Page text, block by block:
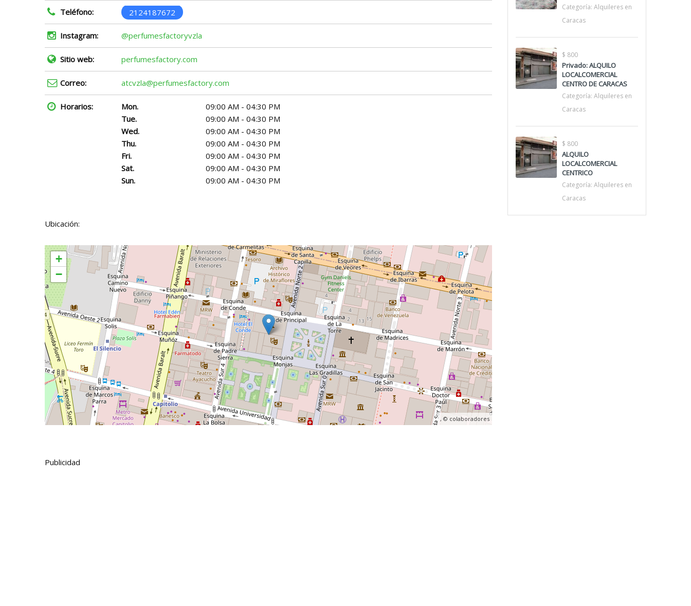
Teléfono: 2124187672
Instagram: @perfumesfactoryvzla
Sitio web: perfumesfactory.com
Correo: atcvzla@perfumesfactory.com
Horarios: Mon.
09:00 AM - 04:30 PM
Tue.
09:00 AM - 04:30 PM
Wed.
09:00 AM - 04:30 PM
Thu.
09:00 AM - 04:30 PM
Fri.
09:00 AM - 04:30 PM
Sat.
09:00 AM - 04:30 PM
Sun.
09:00 AM - 04:30 PM
Ubicación:
+
−
, © colaboradores
Publicidad
Categoría: Alquileres en
Caracas
$ 800
Privado: ALQUILO
LOCALCOMERCIAL
CENTRO DE CARACAS
Categoría: Alquileres en
Caracas
$ 800
ALQUILO
LOCALCOMERCIAL
CENTRICO
Categoría: Alquileres en
Caracas